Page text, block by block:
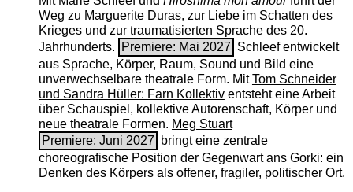
Weg zu Marguerite Duras, zur Liebe im Schatten des
Krieges und zur traumatisierten Sprache des 20.
Jahrhunderts.
Premiere: Mai 2027 Schleef entwickelt
aus Sprache, Körper, Raum, Sound und Bild eine
unverwechselbare theatrale Form. MitTom Schneider
und Sandra Hüller: Farn Kollektiventsteht eine Arbeit
über Schauspiel, kollektive Autorenschaft, Körper und
neue theatrale Formen. Meg Stuart
Premiere: Juni 2027
bringt eine zentrale
choreografische Position der Gegenwart ans Gorki: ein
Denken des Körpers als offener, fragiler, politischer Ort.